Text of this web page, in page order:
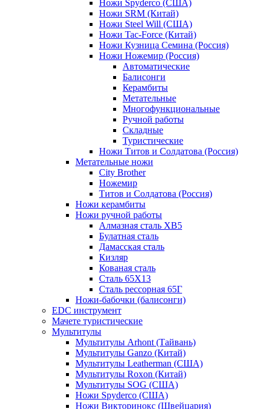
Ножи Spyderco (США)
Ножи SRM (Китай)
Ножи Steel Will (США)
Ножи Tac-Force (Китай)
Ножи Кузница Семина (Россия)
Ножи Ножемир (Россия)
Автоматические
Балисонги
Керамбиты
Метательные
Многофункциональные
Ручной работы
Складные
Туристические
Ножи Титов и Солдатова (Россия)
Метательные ножи
City Brother
Ножемир
Титов и Солдатова (Россия)
Ножи керамбиты
Ножи ручной работы
Алмазная сталь ХВ5
Булатная сталь
Дамасская сталь
Кизляр
Кованая сталь
Сталь 65Х13
Сталь рессорная 65Г
Ножи-бабочки (балисонги)
EDC инструмент
Мачете туристические
Мультитулы
Мультитулы Arhont (Тайвань)
Мультитулы Ganzo (Китай)
Мультитулы Leatherman (США)
Мультитулы Roxon (Китай)
Мультитулы SOG (США)
Ножи Spyderco (США)
Ножи Викторинокс (Швейцария)